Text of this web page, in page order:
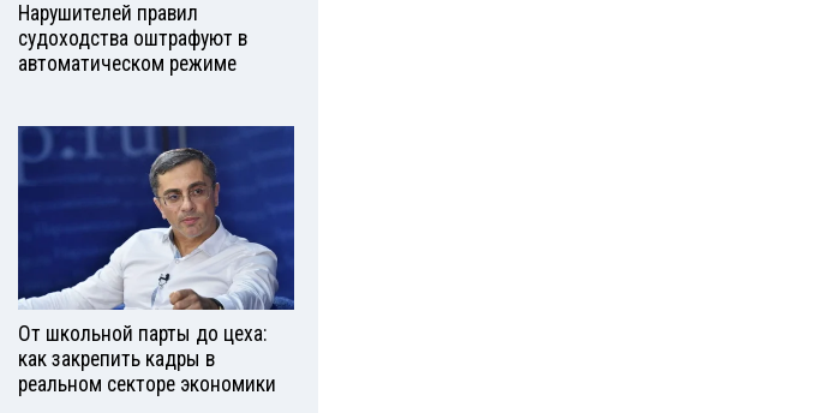
Нарушителей правил
судоходства оштрафуют в
автоматическом режиме
От школьной парты до цеха:
как закрепить кадры в
реальном секторе экономики